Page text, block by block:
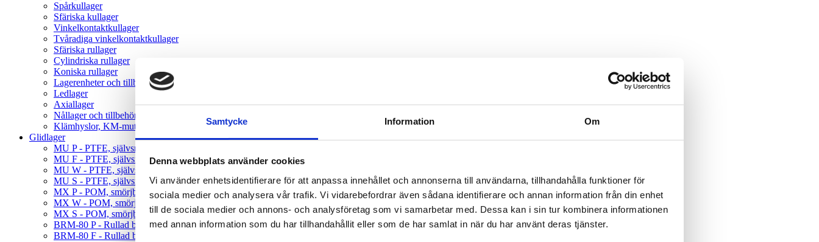
Samtycke Information Om
Denna webbplats använder cookies
Vi använder enhetsidentifierare för att anpassa innehållet och annonserna till användarna, tillhandahålla funktioner för
sociala medier och analysera vår trafik. Vi vidarebefordrar även sådana identifierare och annan information från din enhet
till de sociala medier och annons- och analysföretag som vi samarbetar med. Dessa kan i sin tur kombinera informationen
med annan information som du har tillhandahållit eller som de har samlat in när du har använt deras tjänster.
Spårkullager
Sfäriska kullager
Vinkelkontaktkullager
Tvåradiga vinkelkontaktkullager
Sfäriska rullager
Cylindriska rullager
Koniska rullager
Lagerenheter och tillbehör
Ledlager
Axiallager
Nållager och tillbehör
Klämhyslor, KM-mutter och MB-brickor
Glidlager
MU P - PTFE, självsmörjande, rak
MU F - PTFE, självsmörjande, fläns
MU W - PTFE, självsmörjande, tryckbricka
MU S - PTFE, självsmörjande, glidplatta
MX P - POM, smörjbar, rak
MX W - POM, smörjbar, tryckbricka
MX S - POM, smörjbar, glidplatta
BRM-80 P - Rullad brons, hål, rak
BRM-80 F - Rullad brons, hål, fläns